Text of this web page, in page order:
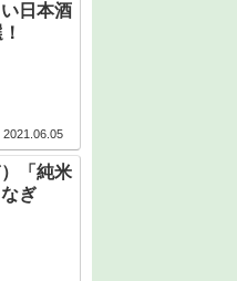
日本酒
2021.06.05
「純米
ぎ